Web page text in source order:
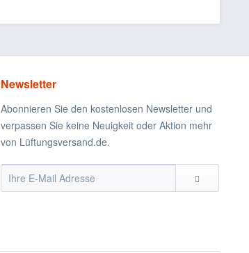
Newsletter
Abonnieren Sie den kostenlosen Newsletter und
verpassen Sie keine Neuigkeit oder Aktion mehr
von Lüftungsversand.de.